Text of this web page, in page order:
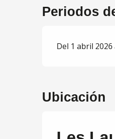
Periodos
Del 1 abril
Ubicación